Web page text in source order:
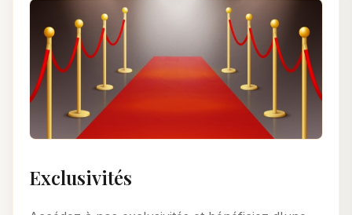
Exclusivités